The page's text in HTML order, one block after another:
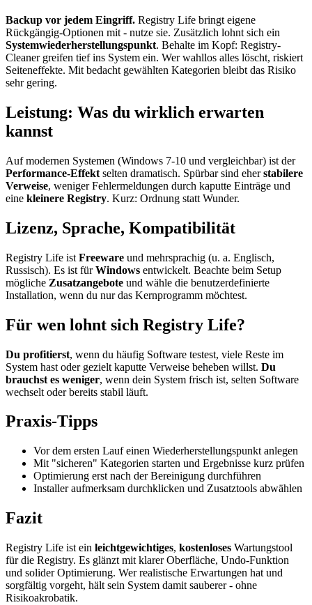
Backup vor jedem Eingriff. Registry Life bringt eigene
Rückgängig-Optionen mit - nutze sie. Zusätzlich lohnt sich ein
Systemwiederherstellungspunkt. Behalte im Kopf: Registry-
Cleaner greifen tief ins System ein. Wer wahllos alles löscht, riskiert
Seiteneffekte. Mit bedacht gewählten Kategorien bleibt das Risiko
sehr gering.
Leistung: Was du wirklich erwarten
kannst
Auf modernen Systemen (Windows 7-10 und vergleichbar) ist der
Performance-Effekt selten dramatisch. Spürbar sind eherstabilere
Verweise, weniger Fehlermeldungen durch kaputte Einträge und
eine kleinere Registry. Kurz: Ordnung statt Wunder.
Lizenz, Sprache, Kompatibilität
Registry Life ist Freeware und mehrsprachig (u. a. Englisch,
Russisch). Es ist fürWindows entwickelt. Beachte beim Setup
mögliche Zusatzangebote und wähle die benutzerdefinierte
Installation, wenn du nur das Kernprogramm möchtest.
Für wen lohnt sich Registry Life?
Du profitierst, wenn du häufig Software testest, viele Reste im
System hast oder gezielt kaputte Verweise beheben willst. Du
brauchst es weniger, wenn dein System frisch ist, selten Software
wechselt oder bereits stabil läuft.
Praxis-Tipps
Vor dem ersten Lauf einen Wiederherstellungspunkt anlegen
Mit "sicheren" Kategorien starten und Ergebnisse kurz prüfen
Optimierung erst nach der Bereinigung durchführen
Installer aufmerksam durchklicken und Zusatztools abwählen
Fazit
Registry Life ist ein leichtgewichtiges, kostenloses Wartungstool
für die Registry. Es glänzt mit klarer Oberfläche, Undo-Funktion
und solider Optimierung. Wer realistische Erwartungen hat und
sorgfältig vorgeht, hält sein System damit sauberer - ohne
Risikoakrobatik.